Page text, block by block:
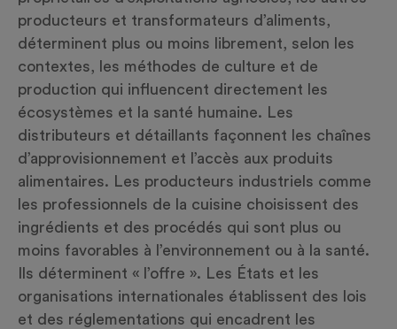
producteurs et transformateurs d’aliments,
déterminent plus ou moins librement, selon les
contextes, les méthodes de culture et de
production qui influencent directement les
écosystèmes et la santé humaine. Les
distributeurs et détaillants façonnent les chaînes
d’approvisionnement et l’accès aux produits
alimentaires. Les producteurs industriels comme
les professionnels de la cuisine choisissent des
ingrédients et des procédés qui sont plus ou
moins favorables à l’environnement ou à la santé.
Ils déterminent « l’offre ». Les États et les
organisations internationales établissent des lois
et des réglementations qui encadrent les